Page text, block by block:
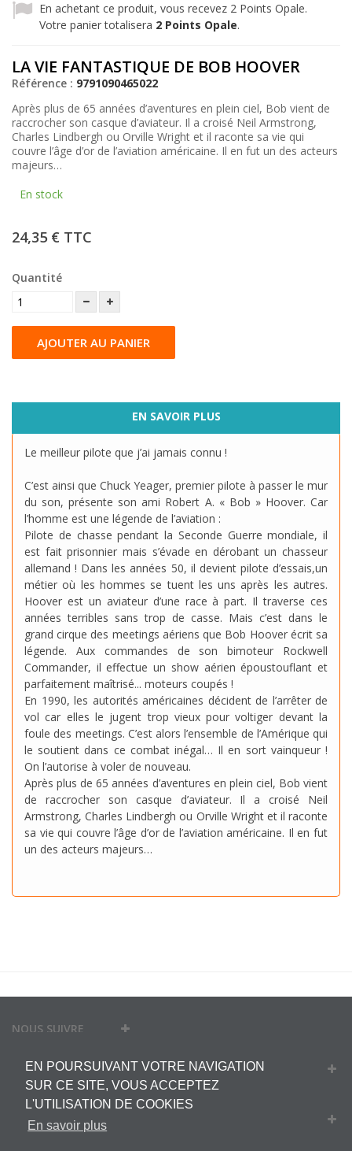
EN POURSUIVANT VOTRE NAVIGATION
SUR CE SITE, VOUS ACCEPTEZ
L'UTILISATION DE COOKIES
En savoir plus
En achetant ce produit, vous recevez 2 Points Opale.
Votre panier totalisera 2 Points Opale.
LA VIE FANTASTIQUE DE BOB HOOVER
Référence : 9791090465022
Après plus de 65 années d’aventures en plein ciel, Bob vient de
raccrocher son casque d’aviateur. Il a croisé Neil Armstrong,
Charles Lindbergh ou Orville Wright et il raconte sa vie qui
couvre l’âge d’or de l’aviation américaine. Il en fut un des acteurs
majeurs…
En stock
24,35 € TTC
Quantité
AJOUTER AU PANIER
EN SAVOIR PLUS
Le meilleur pilote que j’ai jamais connu !
C’est ainsi que Chuck Yeager, premier pilote à passer le mur
du son, présente son ami Robert A. « Bob » Hoover. Car
l’homme est une légende de l’aviation :
Pilote de chasse pendant la Seconde Guerre mondiale, il
est fait prisonnier mais s’évade en dérobant un chasseur
allemand ! Dans les années 50, il devient pilote d’essais,un
métier où les hommes se tuent les uns après les autres.
Hoover est un aviateur d’une race à part. Il traverse ces
années terribles sans trop de casse. Mais c’est dans le
grand cirque des meetings aériens que Bob Hoover écrit sa
légende. Aux commandes de son bimoteur Rockwell
Commander, il effectue un show aérien époustouflant et
parfaitement maîtrisé... moteurs coupés !
En 1990, les autorités américaines décident de l’arrêter de
vol car elles le jugent trop vieux pour voltiger devant la
foule des meetings. C’est alors l’ensemble de l’Amérique qui
le soutient dans ce combat inégal… Il en sort vainqueur !
On l’autorise à voler de nouveau.
Après plus de 65 années d’aventures en plein ciel, Bob vient
de raccrocher son casque d’aviateur. Il a croisé Neil
Armstrong, Charles Lindbergh ou Orville Wright et il raconte
sa vie qui couvre l’âge d’or de l’aviation américaine. Il en fut
un des acteurs majeurs…
NOUS SUIVRE
MON COMPTE
INFORMATIONS